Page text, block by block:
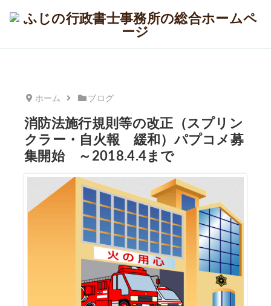
ホーム ブログ
消防法施行規則等の改正（スプリン
クラー・自火報 緩和）パプコメ募
集開始 ～2018.4.4まで